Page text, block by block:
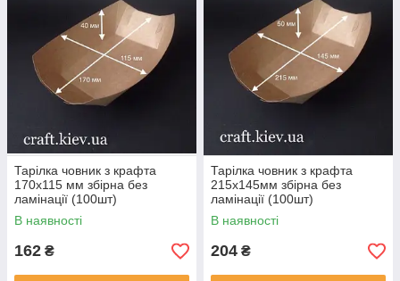
Тарілка човник з крафта
170х115 мм збірна без
ламінації (100шт)
В наявності
162 ₴
Тарілка човник з крафта
215х145мм збірна без
ламінації (100шт)
В наявності
204 ₴